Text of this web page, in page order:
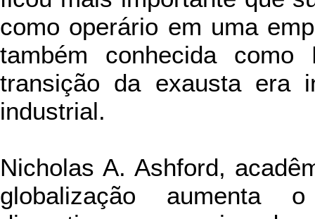
como operário em uma
também conhecida
transição da exausta era
industrial.
Nicholas A. Ashford,
globalização aumenta